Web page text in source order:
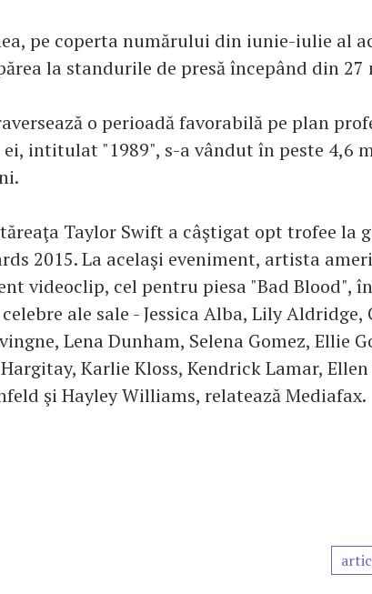
pe coperta numărului din iunie-iulie al
la standurile de presă începând din 27
o perioadă favorabilă pe plan
intitulat "1989", s-a vândut în peste 4,6
Taylor Swift a câştigat opt trofee la
2015. La acelaşi eveniment, artista
videoclip, cel pentru piesa "Bad Blood",
ale sale - Jessica Alba, Lily Aldridge,
Lena Dunham, Selena Gomez, Ellie
Karlie Kloss, Kendrick Lamar, Ellen
şi Hayley Williams, relatează Mediafax.